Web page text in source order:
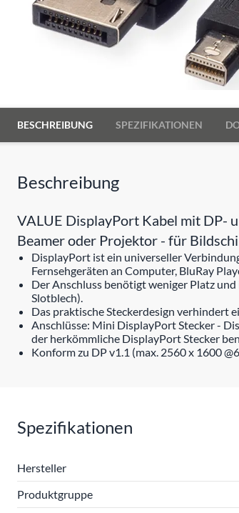
BESCHREIBUNG SPEZIFIKATIONEN
Beschreibung
VALUE DisplayPort Kabel mit DP-
Beamer oder Projektor - für
DisplayPort ist ein universeller
Fernsehgeräten an Computer, BluRay
Der Anschluss benötigt weniger Platz
Slotblech).
Das praktische Steckerdesign verhindert
Anschlüsse: Mini DisplayPort Stecker -
der herkömmliche DisplayPort Stecker
Konform zu DP v1.1 (max. 2560 x 1600
Spezifikationen
Hersteller
Produktgruppe